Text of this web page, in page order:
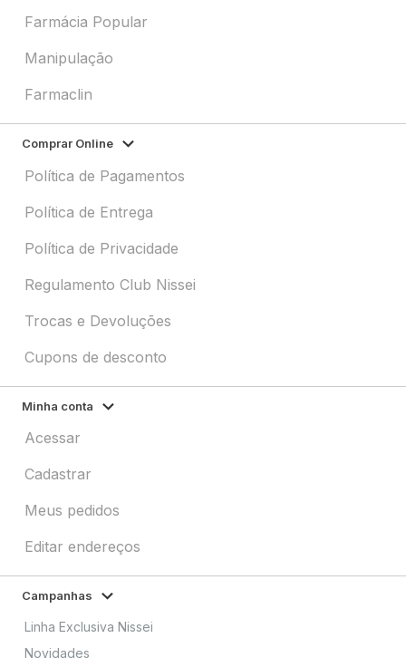
Farmácia Popular
Manipulação
Farmaclin
Comprar Online
Política de Pagamentos
Política de Entrega
Política de Privacidade
Regulamento Club Nissei
Trocas e Devoluções
Cupons de desconto
Minha conta
Acessar
Cadastrar
Meus pedidos
Editar endereços
Campanhas
Linha Exclusiva Nissei
Novidades